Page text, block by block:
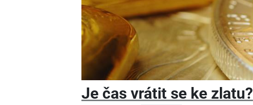
Je čas vrátit se ke zlatu?